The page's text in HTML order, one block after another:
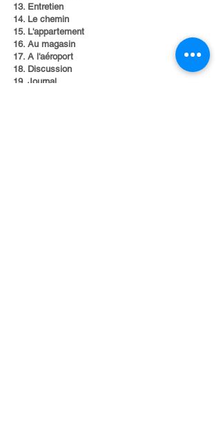
Entretien
Le chemin
L'appartement
Au magasin
A l'aéroport
Discussion
Journal